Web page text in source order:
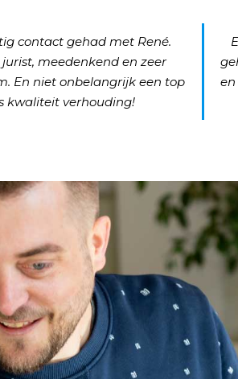
contact gehad met René.
meedenkend en zeer
En niet onbelangrijk een top
kwaliteit verhouding!
en